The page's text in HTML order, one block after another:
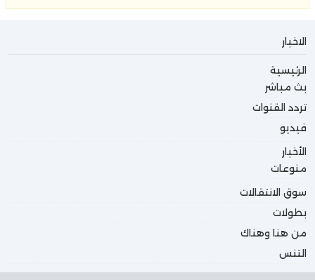
الاخبار
الرئيسية
بث مباشر
تردد القنوات
فيديو
الأخبار
منوعات
سوق الانتقالات
بطولات
من هنا وهناك
التنس